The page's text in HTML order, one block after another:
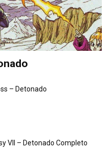
– Detonado
VII – Detonado Completo